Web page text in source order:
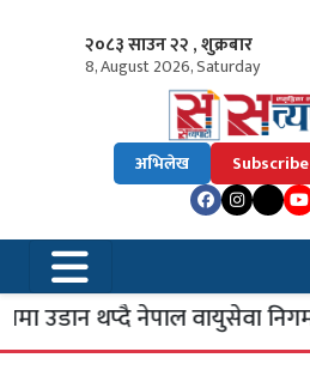
२०८३ साउन २२ , शुक्रबार
8, August 2026, Saturday
अभिलेख Subscribe
उडान थप्दै नेपाल वायुसेवा निगम